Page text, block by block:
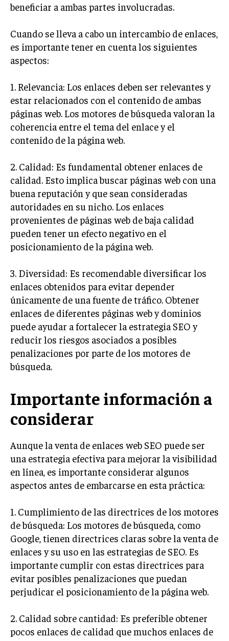
CIBERSEGURIDAD EMPRESARIAL
ESTRATEGIA
EMPRESAS FAMILIARES Y SUCESIÓN
GESTIÓN DEL RIESGO EMPRESARIAL
NEGOCIACIÓN Y RESOLUCIÓN DE CONFLICTOS
DERECHO EMPRESARIAL Y REGULACIONES
ÉXITO EMPRESARIAL Y CASOS DE ESTUDIO
GOBIERNO CORPORATIVO
NEGOCIOS
ESTRATEGIAS DE NEGOCIOS
MARKETING B2B
MARKETING B2C
FRANQUICIAS
E-COMMERCE Y COMERCIO ELECTRÓNICO
ESTRATEGIAS DE PRICING Y GESTIÓN DE
PRECIOS
GESTIÓN DE CRISIS EMPRESARIALES
EMPRESAS Y STARTUPS TECNOLÓGICAS
MÁS
PROYECTOS
GESTIÓN DE PROYECTOS
GESTIÓN DE OPERACIONES Y CADENA DE
SUMINISTRO
LOGÍSTICA EMPRESARIAL
CALIDAD Y MEJORA CONTINUA
TALENTOS
RECURSOS HUMANOS Y GESTIÓN DEL
TALENTO
COMPENSACIÓN Y BENEFICIOS
RECLUTAMIENTO Y SELECCIÓN
DESARROLLO DE PERSONAL
CULTURA Y CLIMA ORGANIZACIONAL
beneficiar a ambas partes involucradas.
Cuando se lleva a cabo un intercambio de enlaces,
es importante tener en cuenta los siguientes
aspectos:
1. Relevancia: Los enlaces deben ser relevantes y
estar relacionados con el contenido de ambas
páginas web. Los motores de búsqueda valoran la
coherencia entre el tema del enlace y el
contenido de la página web.
2. Calidad: Es fundamental obtener enlaces de
calidad. Esto implica buscar páginas web con una
buena reputación y que sean consideradas
autoridades en su nicho. Los enlaces
provenientes de páginas web de baja calidad
pueden tener un efecto negativo en el
posicionamiento de la página web.
3. Diversidad: Es recomendable diversificar los
enlaces obtenidos para evitar depender
únicamente de una fuente de tráfico. Obtener
enlaces de diferentes páginas web y dominios
puede ayudar a fortalecer la estrategia SEO y
reducir los riesgos asociados a posibles
penalizaciones por parte de los motores de
búsqueda.
Importante información a
considerar
Aunque la venta de enlaces web SEO puede ser
una estrategia efectiva para mejorar la visibilidad
en línea, es importante considerar algunos
aspectos antes de embarcarse en esta práctica:
1. Cumplimiento de las directrices de los motores
de búsqueda: Los motores de búsqueda, como
Google, tienen directrices claras sobre la venta de
enlaces y su uso en las estrategias de SEO. Es
importante cumplir con estas directrices para
evitar posibles penalizaciones que puedan
perjudicar el posicionamiento de la página web.
2. Calidad sobre cantidad: Es preferible obtener
pocos enlaces de calidad que muchos enlaces de